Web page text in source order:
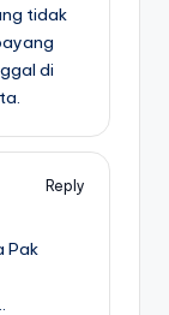
tidak
di
Reply
Pak